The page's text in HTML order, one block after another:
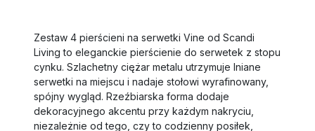
Zestaw 4 pierścieni na serwetki Vine od Scandi
Living to eleganckie pierścienie do serwetek z stopu
cynku. Szlachetny ciężar metalu utrzymuje lniane
serwetki na miejscu i nadaje stołowi wyrafinowany,
spójny wygląd. Rzeźbiarska forma dodaje
dekoracyjnego akcentu przy każdym nakryciu,
niezależnie od tego, czy to codzienny posiłek,